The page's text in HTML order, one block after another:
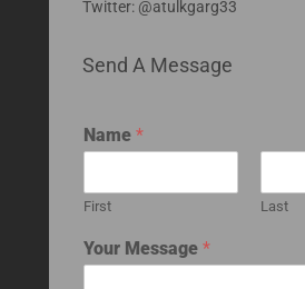
Twitter: @atulkgarg33
Send A Message
Name*
First Last
Your Message*